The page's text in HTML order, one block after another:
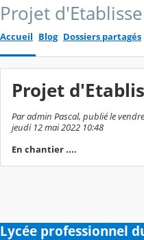
Projet
Accueil Blog Dossiers partagés
Projet
Par admin Pascal, publié le
jeudi 12 mai 2022 10:48
En chantier ....
Lycée professionnel